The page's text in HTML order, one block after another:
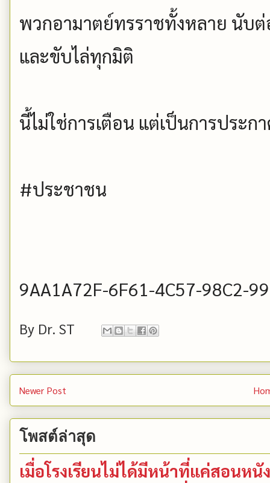
พวกอามาตย์ทรราชทั้งหลาย นับ
และขับไล่ทุกมิติ
นี้ไม่ใช่การเตือน แต่เป็นการประก
#ประชาชน
9AA1A72F-6F61-4C57-98C2-
By Dr. ST
Newer Post
โพสต์ล่าสุด
เมื่อโรงเรียนไม่ได้มีหน้าที่แค่สอนหนั